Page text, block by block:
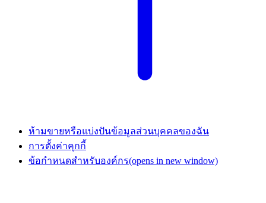
ห้ามขายหรือแบ่งปันข้อมูลส่วนบุคคลของฉัน
การตั้งค่าคุกกี้
ข้อกำหนดสำหรับองค์กร(opens in new window)